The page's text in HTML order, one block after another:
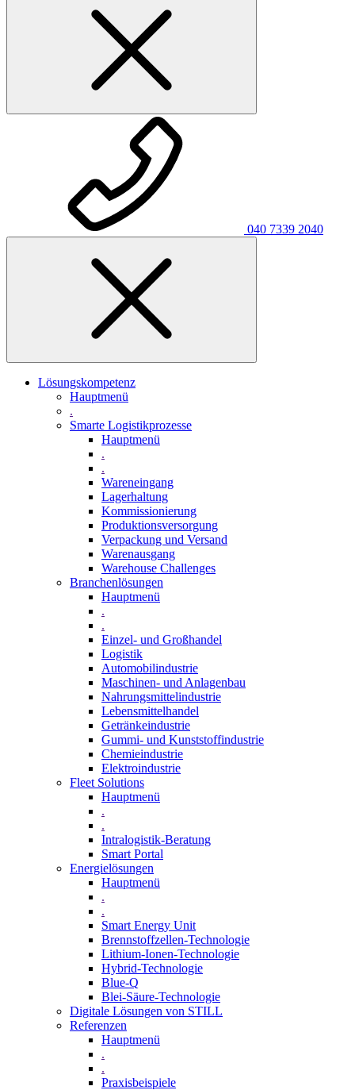
040 7339 2040
Lösungskompetenz
Hauptmenü
.
Smarte Logistikprozesse
Hauptmenü
.
.
Wareneingang
Lagerhaltung
Kommissionierung
Produktionsversorgung
Verpackung und Versand
Warenausgang
Warehouse Challenges
Branchenlösungen
Hauptmenü
.
.
Einzel- und Großhandel
Logistik
Automobilindustrie
Maschinen- und Anlagenbau
Nahrungsmittelindustrie
Lebensmittelhandel
Getränkeindustrie
Gummi­- und Kunststoffindustrie
Chemieindustrie
Elektroindustrie
Fleet Solutions
Hauptmenü
.
.
Intralogistik-Beratung
Smart Portal
Energielösungen
Hauptmenü
.
.
Smart Energy Unit
Brennstoffzellen-Technologie
Lithium-Ionen-Technologie
Hybrid-Technologie
Blue-Q
Blei-Säure-Technologie
Digitale Lösungen von STILL
Referenzen
Hauptmenü
.
.
Praxisbeispiele